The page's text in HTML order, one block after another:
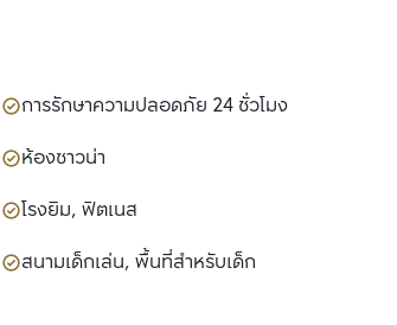
การรักษาความปลอดภัย 24 ชั่วโมง
ห้องซาวน่า
โรงยิม, ฟิตเนส
สนามเด็กเล่น, พื้นที่สำหรับเด็ก